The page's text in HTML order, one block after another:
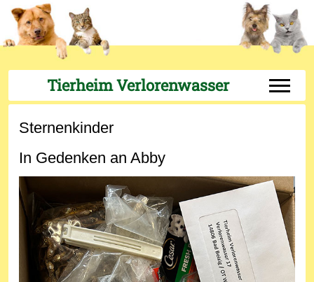
Tierheim Verlorenwasser Off-
Sternenkinder
In Gedenken an Abby